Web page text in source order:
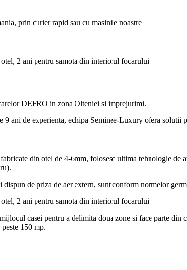
prin curier rapid sau cu masinile noastre
2 ani pentru samota din interiorul focarului.
DEFRO in zona Olteniei si imprejurimi.
9 ani de experienta, echipa Seminee-Luxury ofera solutii
din otel de 4-6mm, folosesc ultima tehnologie
de priza de aer extern, sunt conform normelor
2 ani pentru samota din interiorul focarului.
casei pentru a delimita doua zone si face parte din
150 mp.